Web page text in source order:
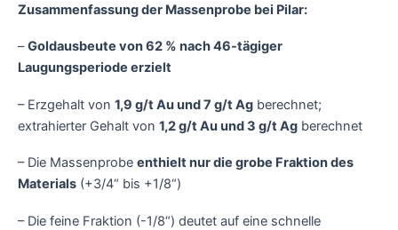
Zusammenfassung der Massenprobe bei Pilar:
–Goldausbeute von 62 % nach 46-tägiger
Laugungsperiode erzielt
– Erzgehalt von 1,9 g/t Au und 7 g/t Ag berechnet;
extrahierter Gehalt von 1,2 g/t Au und 3 g/t Ag berechnet
– Die Massenprobe enthielt nur die grobe Fraktion des
Materials (+3/4“ bis +1/8“)
– Die feine Fraktion (-1/8“) deutet auf eine schnelle